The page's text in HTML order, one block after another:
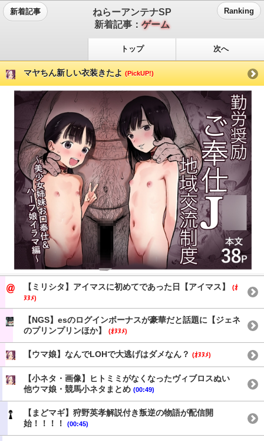
新着記事
ねらーアンテナSP
新着記事：ゲーム
Ranking
トップ 次へ
マヤちん新しい衣装きたよ (PickUP!)
【ミリシタ】アイマスに初めてであった日【アイマス】
(ｵ
ﾇﾇﾒ)
【NGS】esのログインボーナスが豪華だと話題に【ジェネ
のプリンプリンほか】
(ｵﾇﾇﾒ)
【ウマ娘】なんでLOHで大逃げはダメなん？ (ｵﾇﾇﾒ)
【小ネタ・画像】ヒトミミがなくなったヴィブロスぬい
他ウマ娘・競馬小ネタまとめ (00:49)
【まどマギ】狩野英孝解説付き叛逆の物語が配信開
始！！！！
(00:45)